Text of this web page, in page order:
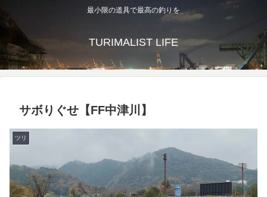
最小限の道具で最高の釣りを
TURIMALIST LIFE
サボりぐせ【FF中津川】
ツリ